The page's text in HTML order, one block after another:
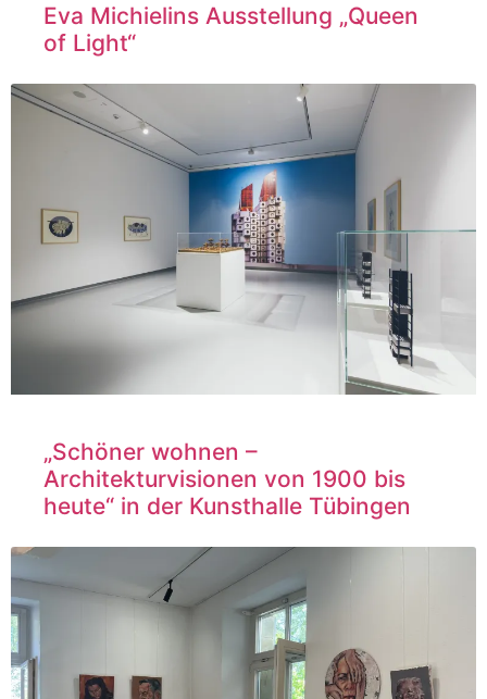
Eva Michielins Ausstellung „Queen
of Light“
„Schöner wohnen –
Architekturvisionen von 1900 bis
heute“ in der Kunsthalle Tübingen